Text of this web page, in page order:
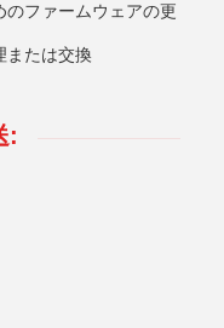
ファームウェアの更
または交換
: